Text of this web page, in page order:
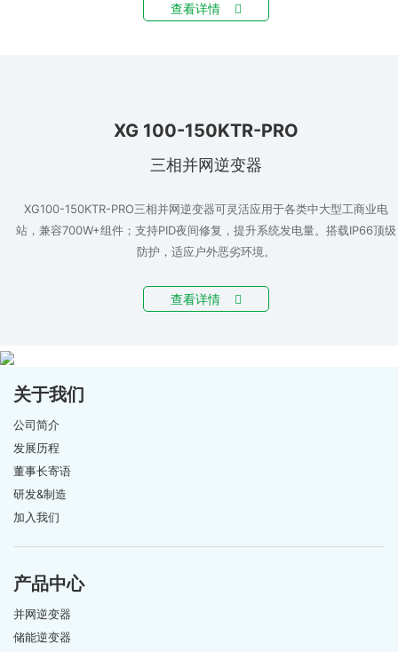
查看详情
XG 100-150KTR-PRO
三相并网逆变器
XG100-150KTR-PRO三相并网逆变器可灵活应用于各类中大型工商业电
站，兼容700W+组件；支持PID夜间修复，提升系统发电量。搭载IP66顶级
防护，适应户外恶劣环境。
查看详情
关于我们
公司简介
发展历程
董事长寄语
研发&制造
加入我们
产品中心
并网逆变器
储能逆变器